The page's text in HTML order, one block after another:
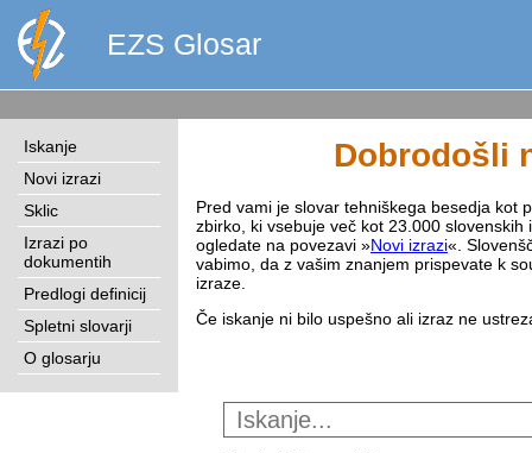
EZS Glosar
Iskanje
Novi izrazi
Sklic
Izrazi po
dokumentih
Predlogi definicij
Spletni slovarji
O glosarju
Dobrodošli
Pred vami je slovar tehniškega besedja kot
zbirko, ki vsebuje več kot 23.000
ogledate na povezavi »Novi izrazi«.
vabimo, da z vašim znanjem prispevate k
izraze.
Če iskanje ni bilo uspešno ali izraz ne